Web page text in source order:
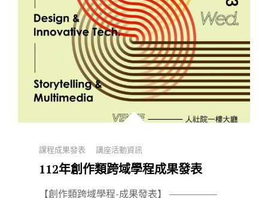
合
成
果
展
Categories
課程成果發表 講座活動資訊
112年創作類跨域學程成果發表
【創作類跨域學程-成果發表】 —————